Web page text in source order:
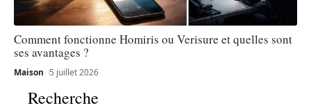
Comment fonctionne Homiris ou Verisure et quelles sont
ses avantages ?
Maison 5 juillet 2026
Recherche